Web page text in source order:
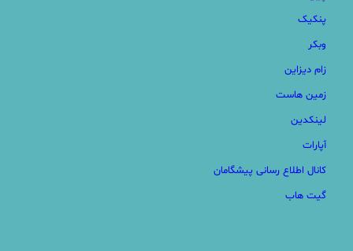
پنکیک
وبکر
زام دیزاین
زمین هاست
لینکدین
آپارات
کانال اطلاع رسانی پیشگامان
گیت هاب